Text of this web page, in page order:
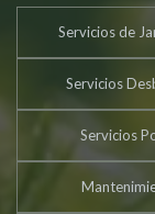
Servicios de
Servicios
Servicios